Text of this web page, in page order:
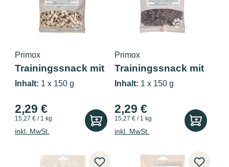
Primox
Trainingssnack mit
Lamm & R...
Inhalt: 1 x 150 g
2,29 €
15,27 € / 1 kg
inkl. MwSt.
Primox
Trainingssnack mit
Pansen 150g
Inhalt: 1 x 150 g
2,29 €
15,27 € / 1 kg
inkl. MwSt.